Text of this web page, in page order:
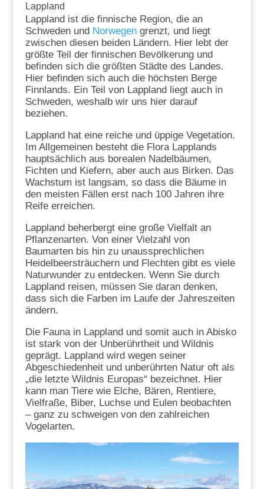
Lappland
Lappland ist die finnische Region, die an
Schweden und Norwegen grenzt, und liegt
zwischen diesen beiden Ländern. Hier lebt der
größte Teil der finnischen Bevölkerung und
befinden sich die größten Städte des Landes.
Hier befinden sich auch die höchsten Berge
Finnlands. Ein Teil von Lappland liegt auch in
Schweden, weshalb wir uns hier darauf
beziehen.
Lappland hat eine reiche und üppige Vegetation.
Im Allgemeinen besteht die Flora Lapplands
hauptsächlich aus borealen Nadelbäumen,
Fichten und Kiefern, aber auch aus Birken. Das
Wachstum ist langsam, so dass die Bäume in
den meisten Fällen erst nach 100 Jahren ihre
Reife erreichen.
Lappland beherbergt eine große Vielfalt an
Pflanzenarten. Von einer Vielzahl von
Baumarten bis hin zu unaussprechlichen
Heidelbeersträuchern und Flechten gibt es viele
Naturwunder zu entdecken. Wenn Sie durch
Lappland reisen, müssen Sie daran denken,
dass sich die Farben im Laufe der Jahreszeiten
ändern.
Die Fauna in Lappland und somit auch in Abisko
ist stark von der Unberührtheit und Wildnis
geprägt. Lappland wird wegen seiner
Abgeschiedenheit und unberührten Natur oft als
„die letzte Wildnis Europas“ bezeichnet. Hier
kann man Tiere wie Elche, Bären, Rentiere,
Vielfraße, Biber, Luchse und Eulen beobachten
– ganz zu schweigen von den zahlreichen
Vogelarten.